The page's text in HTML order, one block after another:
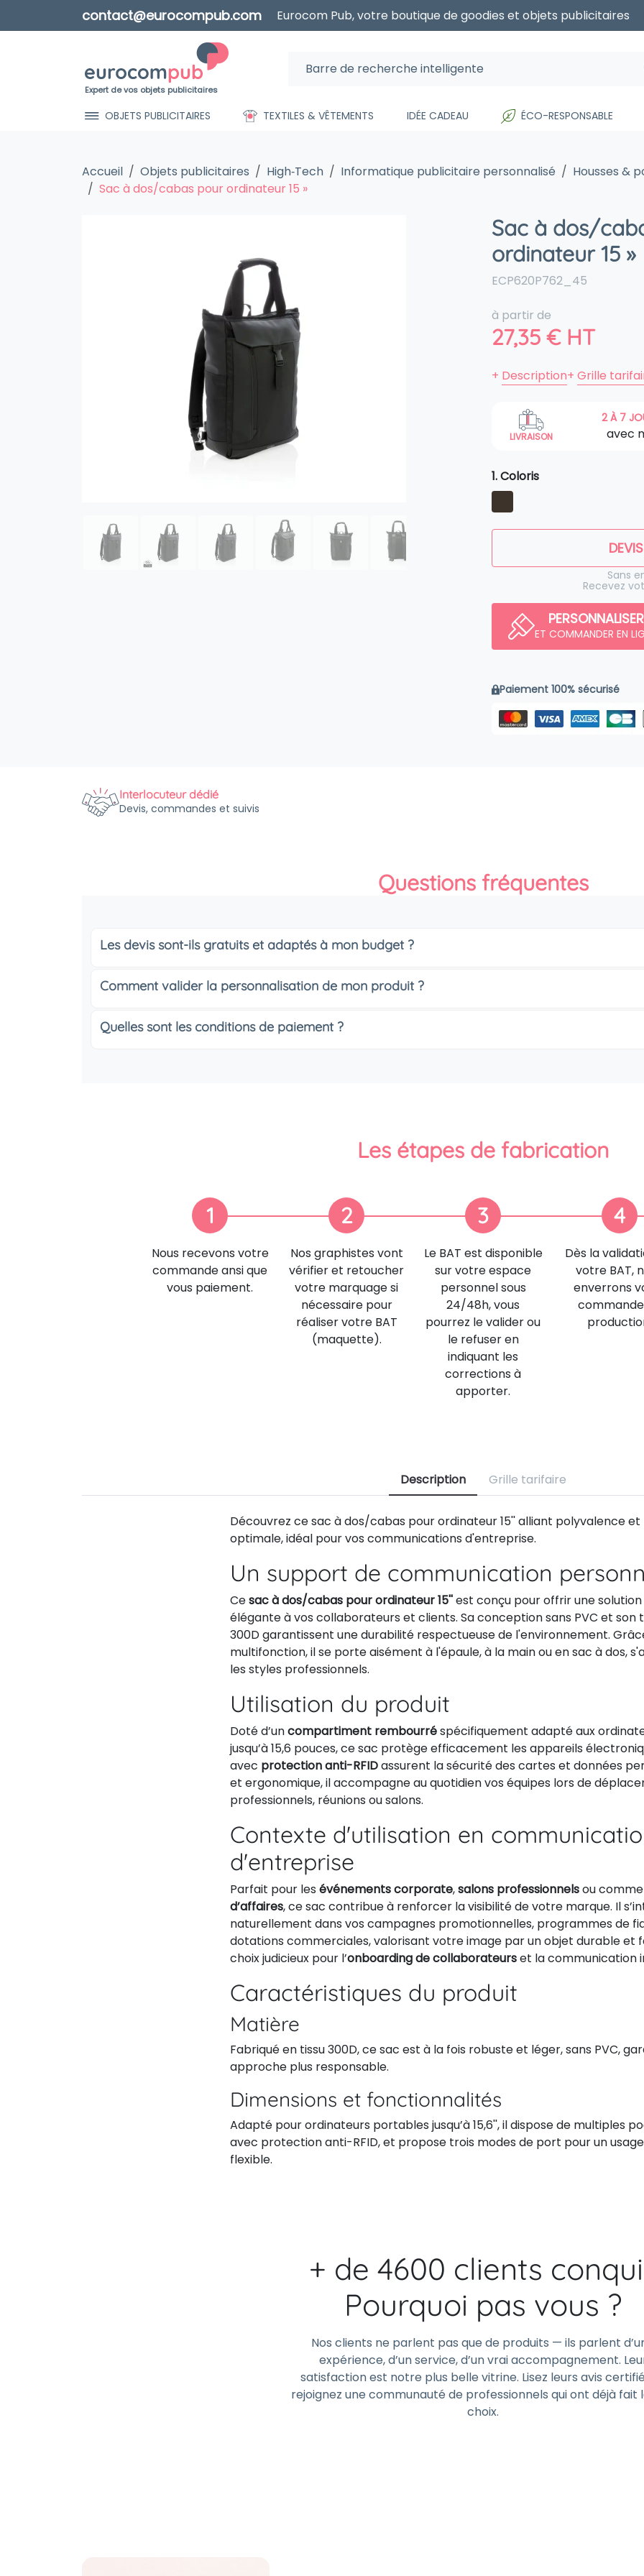
contact@eurocompub.com Eurocom Pub, votre boutique de goodies et objets publicitaires
Expert de vos objets publicitaires
OBJETS PUBLICITAIRES TEXTILES & VÊTEMENTS IDÉE CADEAU ÉCO-RESPONSABLE
Accueil Objets publicitaires High‑Tech Informatique publicitaire personnalisé
Housses &
Sac à dos/cabas pour ordinateur 15 »
Sac à dos/
ordinateur 15 »
ECP620P762_45
à partir de
27,35 €HT
+ Description+ Grille
LIVRAISON
2 À 7
avec
1. Coloris
Sans
Recevez
PERSONNALISER
ET COMMANDER EN
Paiement 100% sécurisé
Interlocuteur dédié
Devis, commandes et suivis
Questions fréquentes
Les devis sont-ils gratuits et adaptés à mon budget ?
Comment valider la personnalisation de mon produit ?
Quelles sont les conditions de paiement ?
Les étapes de fabrication
1
Nous recevons votre
commande ansi que
vous paiement.
2
Nos graphistes vont
vérifier et retoucher
votre marquage si
nécessaire pour
réaliser votre BAT
(maquette).
3
Le BAT est disponible
sur votre espace
personnel sous
24/48h, vous
pourrez le valider ou
le refuser en
indiquant les
corrections à
apporter.
4
Dès la
votre BAT,
enverrons
Description Grille tarifaire
Découvrez ce sac à dos/cabas pour ordinateur 15'' alliant polyvalence
optimale, idéal pour vos communications d'entreprise.
Un support de communication
Cesac à dos/cabas pour ordinateur 15''est conçu pour offrir une
élégante à vos collaborateurs et clients. Sa conception sans PVC et son
300D garantissent une durabilité respectueuse de l'environnement.
multifonction, il se porte aisément à l'épaule, à la main ou en sac à dos,
les styles professionnels.
Utilisation du produit
Doté d’uncompartiment rembourréspécifiquement adapté aux
jusqu’à 15,6 pouces, ce sac protège efficacement les appareils
avec protection anti-RFIDassurent la sécurité des cartes et données
et ergonomique, il accompagne au quotidien vos équipes lors de
professionnels, réunions ou salons.
Contexte d'utilisation en
d'entreprise
Parfait pour les événements corporate,salons professionnelsou comme
d’affaires, ce sac contribue à renforcer la visibilité de votre marque. Il
naturellement dans vos campagnes promotionnelles, programmes de
dotations commerciales, valorisant votre image par un objet durable et
choix judicieux pour l’onboarding de collaborateurset la communication
Caractéristiques du produit
Matière
Fabriqué en tissu 300D, ce sac est à la fois robuste et léger, sans PVC,
approche plus responsable.
Dimensions et fonctionnalités
Adapté pour ordinateurs portables jusqu’à 15,6'', il dispose de multiples
avec protection anti-RFID, et propose trois modes de port pour un
flexible.
+ de 4600 clients
Pourquoi pas vous ?
Nos clients ne parlent pas que de produits — ils parlent
expérience, d’un service, d’un vrai accompagnement.
satisfaction est notre plus belle vitrine. Lisez leurs avis
rejoignez une communauté de professionnels qui ont déjà fait
choix.